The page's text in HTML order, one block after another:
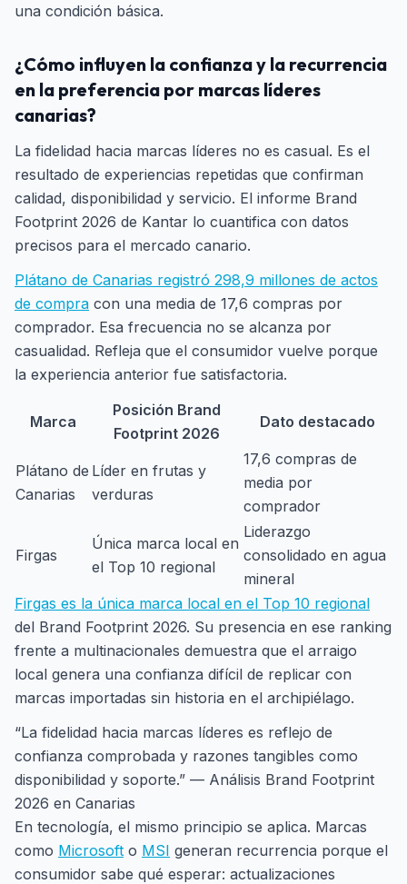
una condición básica.
¿Cómo influyen la confianza y la recurrencia
en la preferencia por marcas líderes
canarias?
La fidelidad hacia marcas líderes no es casual. Es el
resultado de experiencias repetidas que confirman
calidad, disponibilidad y servicio. El informe Brand
Footprint 2026 de Kantar lo cuantifica con datos
precisos para el mercado canario.
Plátano de Canarias registró 298,9 millones de actos
de compra con una media de 17,6 compras por
comprador. Esa frecuencia no se alcanza por
casualidad. Refleja que el consumidor vuelve porque
la experiencia anterior fue satisfactoria.
Marca
Posición Brand
Footprint 2026
Dato destacado
Plátano de
Canarias
Líder en frutas y
verduras
17,6 compras de
media por
comprador
Firgas
Única marca local en
el Top 10 regional
Liderazgo
consolidado en agua
mineral
Firgas es la única marca local en el Top 10 regional
del Brand Footprint 2026. Su presencia en ese ranking
frente a multinacionales demuestra que el arraigo
local genera una confianza difícil de replicar con
marcas importadas sin historia en el archipiélago.
“La fidelidad hacia marcas líderes es reflejo de
confianza comprobada y razones tangibles como
disponibilidad y soporte.” — Análisis Brand Footprint
2026 en Canarias
En tecnología, el mismo principio se aplica. Marcas
como Microsoft o MSI generan recurrencia porque el
consumidor sabe qué esperar: actualizaciones